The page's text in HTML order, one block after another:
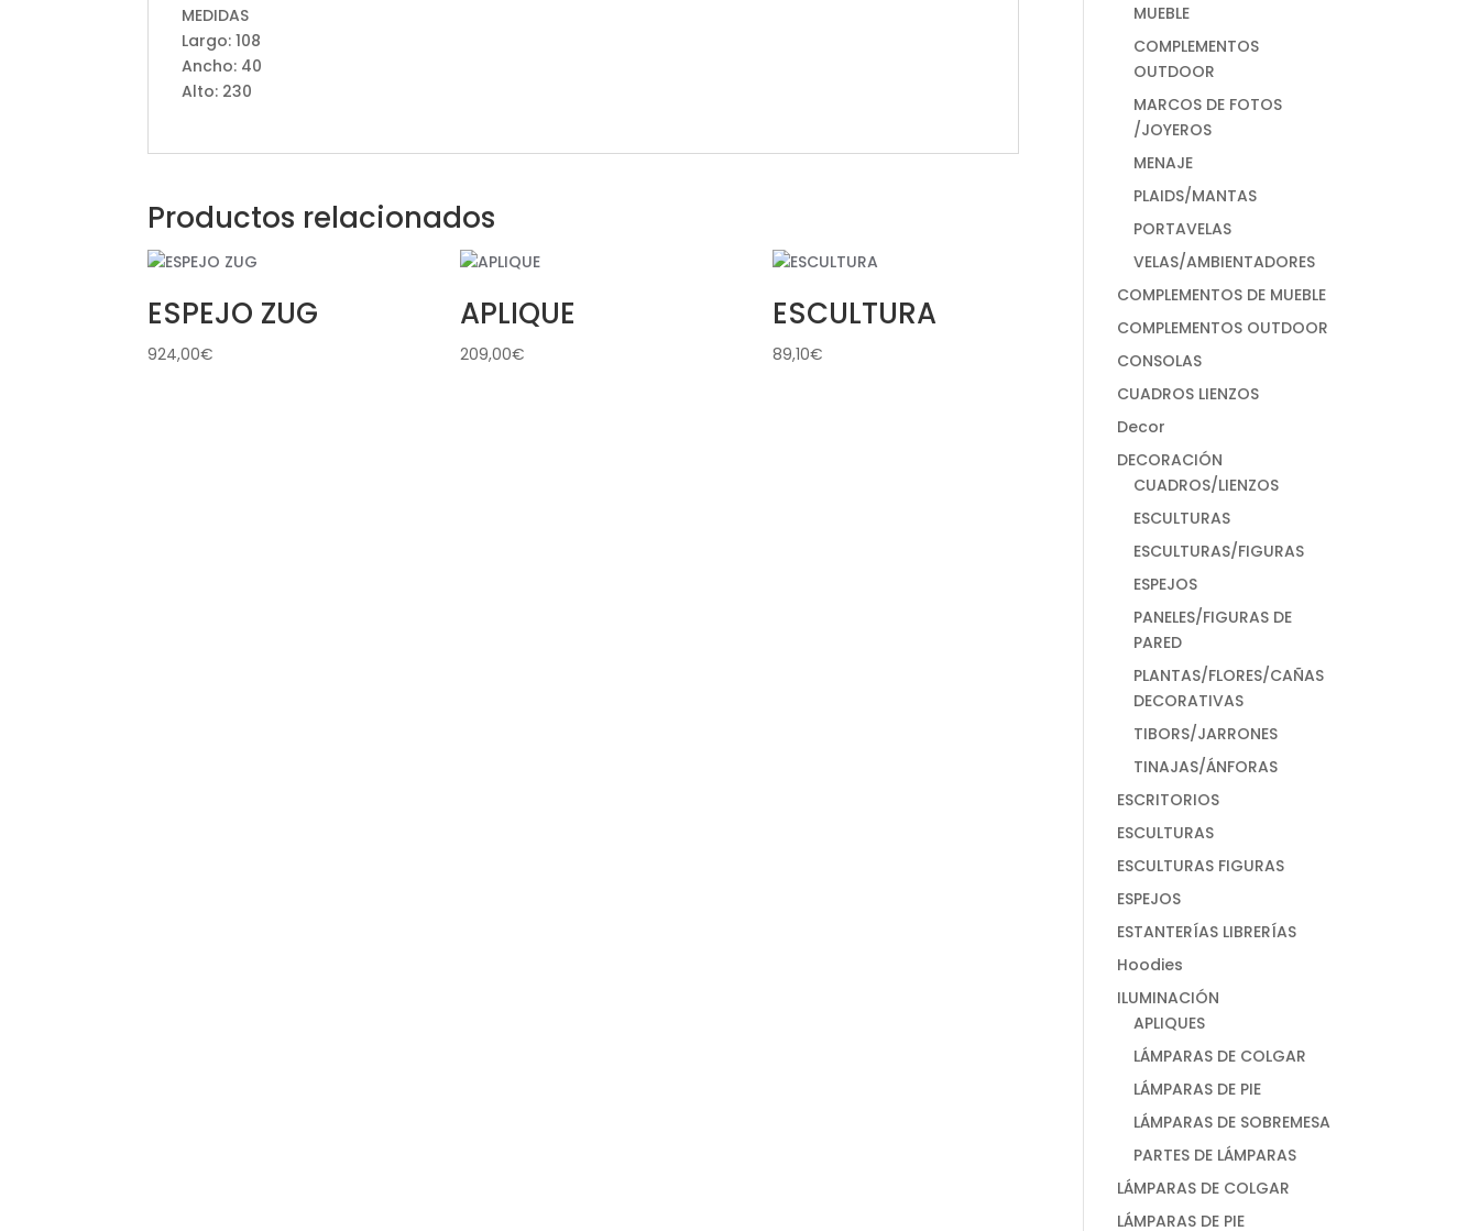
MEDIDAS
Largo: 108
Ancho: 40
Alto: 230
Productos relacionados
ESPEJO ZUG
924,00€
APLIQUE
209,00€
ESCULTURA
89,10€
MUEBLE
COMPLEMENTOS
OUTDOOR
MARCOS DE FOTOS
/JOYEROS
MENAJE
PLAIDS/MANTAS
PORTAVELAS
VELAS/AMBIENTADORES
COMPLEMENTOS DE MUEBLE
COMPLEMENTOS OUTDOOR
CONSOLAS
CUADROS LIENZOS
Decor
DECORACIÓN
CUADROS/LIENZOS
ESCULTURAS
ESCULTURAS/FIGURAS
ESPEJOS
PANELES/FIGURAS DE
PARED
PLANTAS/FLORES/CAÑAS
DECORATIVAS
TIBORS/JARRONES
TINAJAS/ÁNFORAS
ESCRITORIOS
ESCULTURAS
ESCULTURAS FIGURAS
ESPEJOS
ESTANTERÍAS LIBRERÍAS
Hoodies
ILUMINACIÓN
APLIQUES
LÁMPARAS DE COLGAR
LÁMPARAS DE PIE
LÁMPARAS DE SOBREMESA
PARTES DE LÁMPARAS
LÁMPARAS DE COLGAR
LÁMPARAS DE PIE